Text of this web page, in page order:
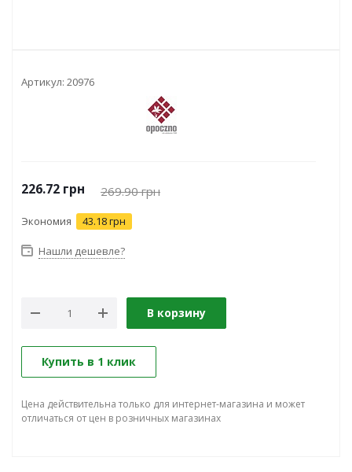
Артикул: 20976
226.72 грн 269.90грн
Экономия 43.18 грн
Нашли дешевле?
В корзину
Купить в 1 клик
Цена действительна только для интернет-магазина и может
отличаться от цен в розничных магазинах